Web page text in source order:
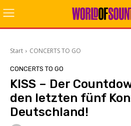
Start CONCERTS TO GO
CONCERTS TO GO
KISS – Der
den letzten fünf
Deutschland!